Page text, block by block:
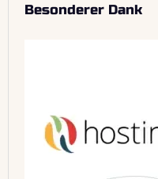
Besonderer Dank